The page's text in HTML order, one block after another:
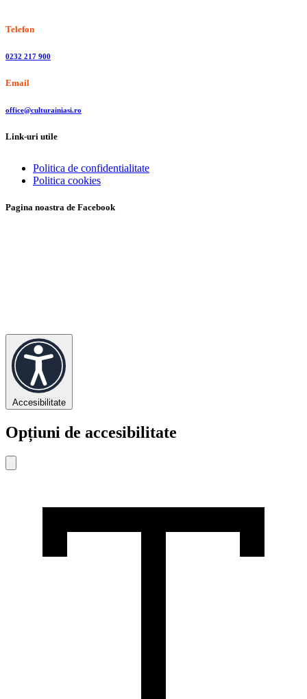
Telefon
0232 217 900
Email
office@culturainiasi.ro
Link-uri utile
Politica de confidentialitate
Politica cookies
Pagina noastra de Facebook
Accesibilitate
Opțiuni de accesibilitate